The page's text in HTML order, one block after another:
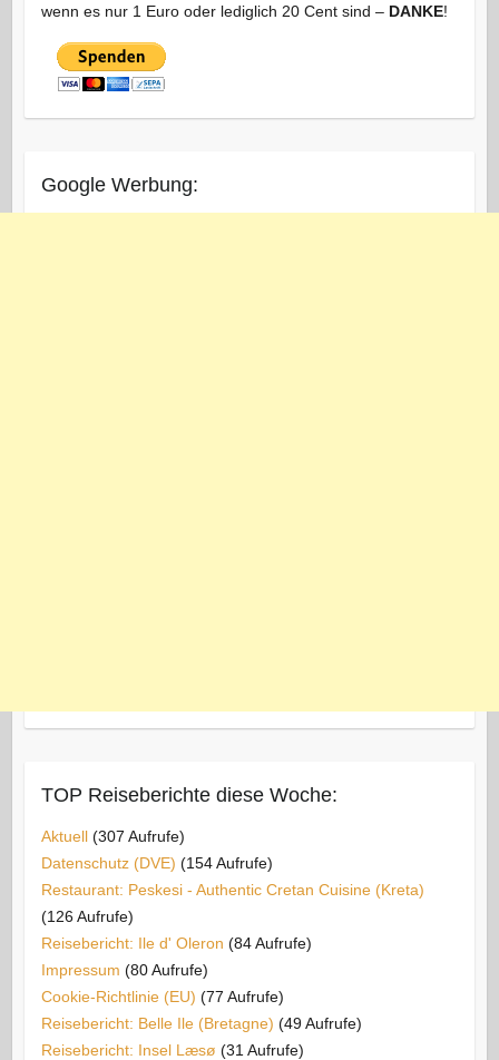
wenn es nur 1 Euro oder lediglich 20 Cent sind – DANKE!
Google Werbung:
TOP Reiseberichte diese Woche:
Aktuell (307 Aufrufe)
Datenschutz (DVE) (154 Aufrufe)
Restaurant: Peskesi - Authentic Cretan Cuisine (Kreta)
(126 Aufrufe)
Reisebericht: Ile d' Oleron (84 Aufrufe)
Impressum (80 Aufrufe)
Cookie-Richtlinie (EU) (77 Aufrufe)
Reisebericht: Belle Ile (Bretagne) (49 Aufrufe)
Reisebericht: Insel Læsø (31 Aufrufe)